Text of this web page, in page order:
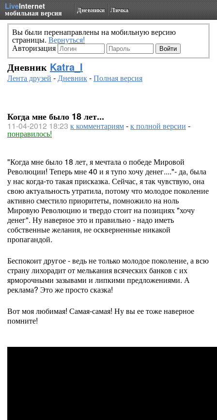
LiveInternet
мобильная версия Дневники Личка
Вы были перенаправлены на мобильную версию
страницы. Вернуться!
Авторизация
Дневник Katra_I
Лента друзей -Дневник-Полная версия
Когда мне было 18 лет...
11-04-2012 18:23 к комментариям-к полной версии -
понравилось!
"Когда мне было 18 лет, я мечтала о победе Мировой
Революции! Теперь мне 40 и я тупо хочу денег...."- да, была
у нас когда-то такая присказка. Сейчас, я так чувствую, она
свою актуальность утратила, потому что молодое поколение
активно сместило приоритеты, помножило на ноль
Мировую Революцию и твердо стоит на позициях "хочу
денег". Ну наверное это и правильно - надо иметь
собственные желания, не оскверненные никакой
пропагандой.
Беспокоит другое - ведь не только молодое поколение, а всю
страну лихорадит от мелькания всяческих банков с их
ярморочными зазывами и липкими предложениями. А
реклама? Это же просто сказка!
Вот моя любимая! Самая-самая! Ну вы ее тоже наверное
помните!